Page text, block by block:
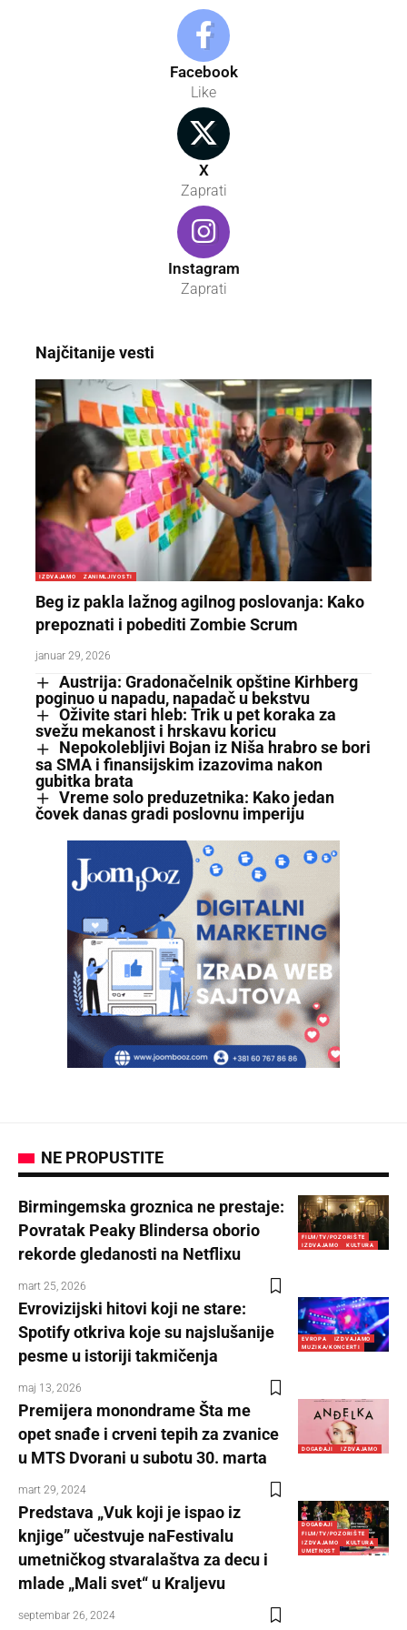
Facebook
Like
X
Zaprati
Instagram
Zaprati
Najčitanije vesti
IZDVAJAMO ZANIMLJIVOSTI
Beg iz pakla lažnog agilnog poslovanja: Kako
prepoznati i pobediti Zombie Scrum
januar 29, 2026
Austrija: Gradonačelnik opštine Kirhberg
poginuo u napadu, napadač u bekstvu
Oživite stari hleb: Trik u pet koraka za
svežu mekanost i hrskavu koricu
Nepokolebljivi Bojan iz Niša hrabro se bori
sa SMA i finansijskim izazovima nakon
gubitka brata
Vreme solo preduzetnika: Kako jedan
čovek danas gradi poslovnu imperiju
NE PROPUSTITE
FILM/TV/POZORIŠTE
IZDVAJAMO
KULTURA
Birmingemska groznica ne prestaje:
Povratak Peaky Blindersa oborio
rekorde gledanosti na Netflixu
mart 25, 2026
EVROPA
IZDVAJAMO
MUZIKA/KONCERTI
Evrovizijski hitovi koji ne stare:
Spotify otkriva koje su najslušanije
pesme u istoriji takmičenja
maj 13, 2026
DOGAĐAJI IZDVAJAMO
Premijera monondrame Šta me
opet snađe i crveni tepih za zvanice
u MTS Dvorani u subotu 30. marta
mart 29, 2024
DOGAĐAJI
FILM/TV/POZORIŠTE
IZDVAJAMO
KULTURA
UMETNOST
Predstava „Vuk koji je ispao iz
knjige” učestvuje naFestivalu
umetničkog stvaralaštva za decu i
mlade „Mali svet“ u Kraljevu
septembar 26, 2024